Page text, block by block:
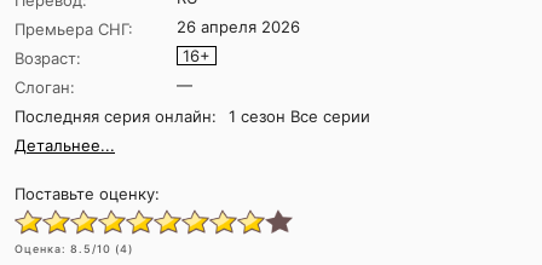
Премьера СНГ:
26 апреля 2026
Возраст:
16+
Слоган:
—
Последняя серия онлайн:
1 сезон Все серии
Детальнее...
Поставьте оценку:
Оценка: 8.5/10 (4)